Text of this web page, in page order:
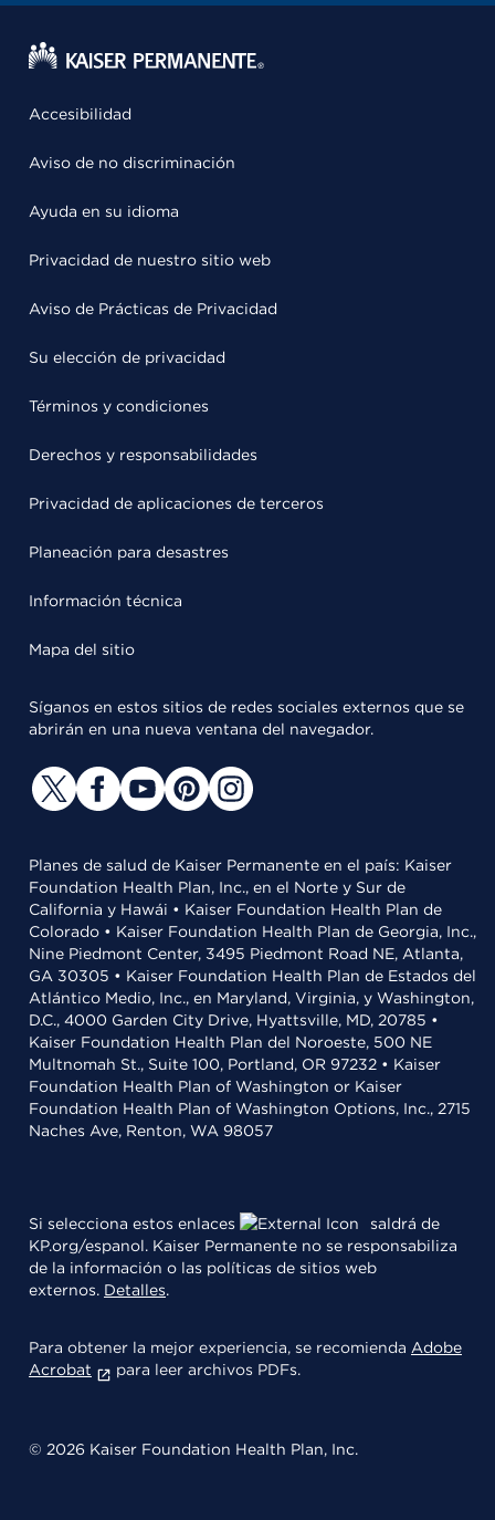
Accesibilidad
Aviso de no discriminación
Ayuda en su idioma
Privacidad de nuestro sitio web
Aviso de Prácticas de Privacidad
Su elección de privacidad
Términos y condiciones
Derechos y responsabilidades
Privacidad de aplicaciones de terceros
Planeación para desastres
Información técnica
Mapa del sitio
Síganos en estos sitios de redes sociales externos que se
abrirán en una nueva ventana del navegador.
Planes de salud de Kaiser Permanente en el país: Kaiser
Foundation Health Plan, Inc., en el Norte y Sur de
California y Hawái • Kaiser Foundation Health Plan de
Colorado • Kaiser Foundation Health Plan de Georgia, Inc.,
Nine Piedmont Center, 3495 Piedmont Road NE, Atlanta,
GA 30305 • Kaiser Foundation Health Plan de Estados del
Atlántico Medio, Inc., en Maryland, Virginia, y Washington,
D.C., 4000 Garden City Drive, Hyattsville, MD, 20785 •
Kaiser Foundation Health Plan del Noroeste, 500 NE
Multnomah St., Suite 100, Portland, OR 97232 • Kaiser
Foundation Health Plan of Washington or Kaiser
Foundation Health Plan of Washington Options, Inc., 2715
Naches Ave, Renton, WA 98057
Si selecciona estos enlaces
saldrá de
KP.org/espanol. Kaiser Permanente no se responsabiliza
de la información o las políticas de sitios web
externos. Detalles.
Para obtener la mejor experiencia, se recomienda Adobe
Acrobat
para leer archivos PDFs.
© 2026 Kaiser Foundation Health Plan, Inc.